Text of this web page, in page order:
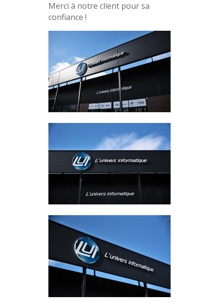
Merci à notre client pour sa
confiance !